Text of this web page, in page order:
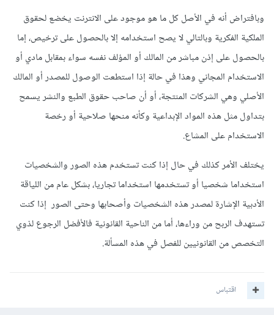
وبافتراض أنه في الأصل كل ما هو موجود على الانترنت يخضع لحقوق
الملكية الفكرية وبالتالي لا يصح استخدامه إلا بالحصول على ترخيص، إما
بالحصول على إذن مباشر من المالك أو المؤلف نفسه سواء بمقابل مادي أو
الاستخدام المجاني وهذا في حالة إذا استطعت الوصول للمصدر أو المالك
الأصلي وهي الشركات المنتجة، أو أن صاحب حقوق الطبع والنشر يسمح
بتداول مثل هذه المواد الإبداعية وكأنه منحها صلاحية أو رخصة
الاستخدام على المشاع.
يختلف الأمر كذلك في حال إذا كنت تستخدم هذه الصور والشخصيات
استخداما شخصيا أو تستخدمها استخداما تجاريا، بشكل عام من اللياقة
الأدبية الإشارة لمصدر هذه الشخصيات وأصحابها وحتى الصور إذا كنت
تستهدف الربح من وراءها، أما من الناحية القانونية فالأفضل الرجوع لذوي
التخصص من القانونيين للفصل في هذه المسألة.
اقتباس